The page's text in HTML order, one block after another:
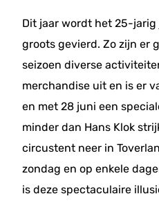
Dit jaar wordt het 25-
groots gevierd. Zo zijn er
seizoen diverse
merchandise uit en is er
en met 28 juni een
minder dan Hans Klok
circustent neer in
zondag en op enkele
is deze spectaculaire